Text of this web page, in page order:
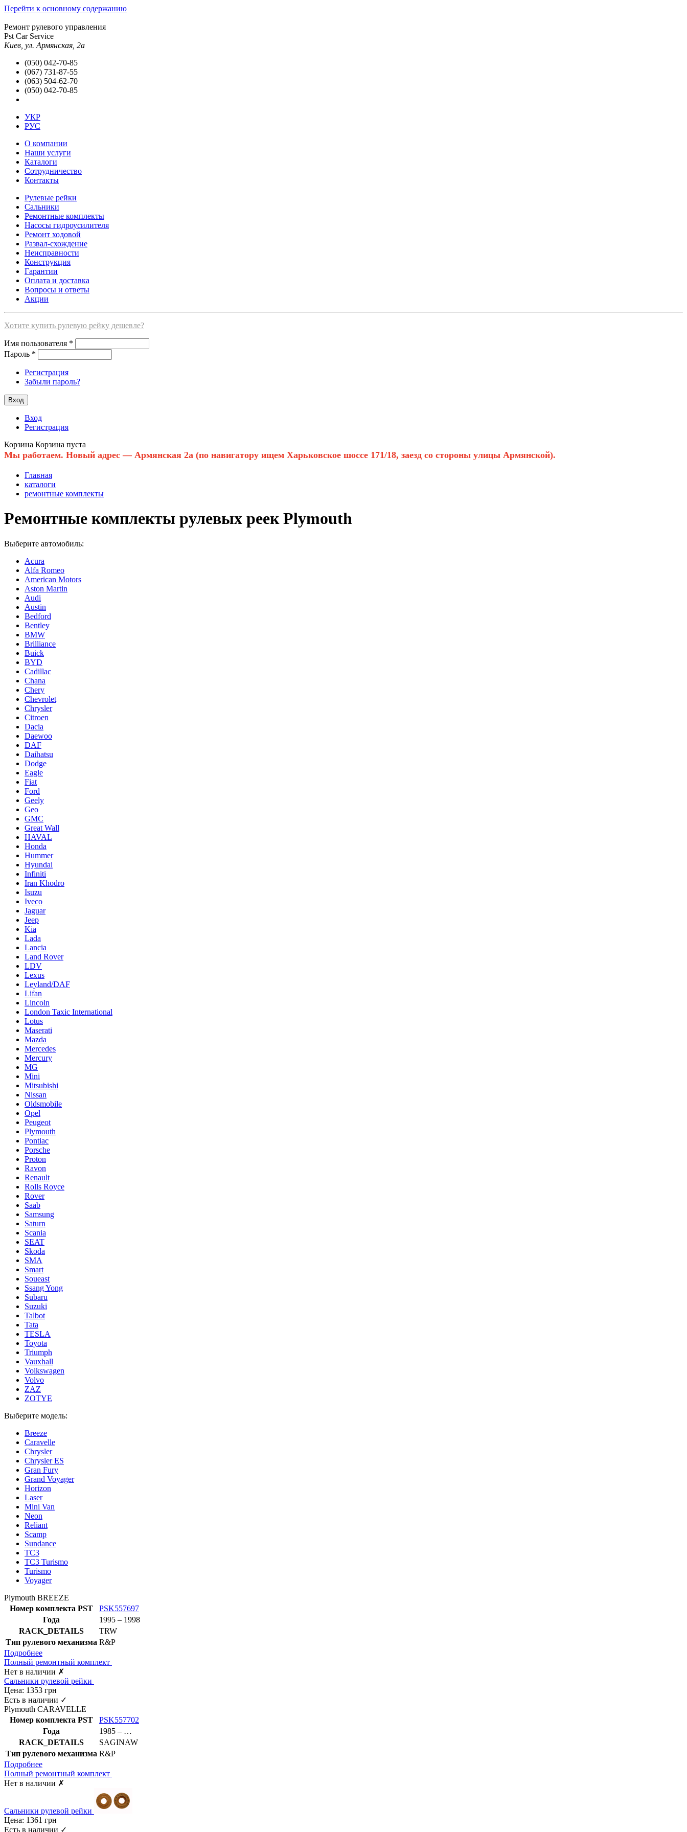
Перейти к основному содержанию
Ремонт рулевого управления
Pst Car Service
Киев, ул. Армянская, 2а
(050) 042-70-85
(067) 731-87-55
(063) 504-62-70
(050) 042-70-85
УКР
РУС
О компании
Наши услуги
Каталоги
Сотрудничество
Контакты
Рулевые рейки
Сальники
Ремонтные комплекты
Насосы гидроусилителя
Ремонт ходовой
Развал-схождение
Неисправности
Конструкция
Гарантии
Оплата и доставка
Вопросы и ответы
Акции
Хотите купить рулевую рейку дешевле?
Имя пользователя *
Пароль *
Регистрация
Забыли пароль?
Вход
Регистрация
Корзина Корзина пуста
Мы работаем. Новый адрес — Армянская 2а (по навигатору ищем Харьковское шоссе 171/18, заезд со стороны улицы Армянской).
Главная
каталоги
ремонтные комплекты
Ремонтные комплекты рулевых реек Plymouth
Выберите автомобиль:
Acura
Alfa Romeo
American Motors
Aston Martin
Audi
Austin
Bedford
Bentley
BMW
Brilliance
Buick
BYD
Cadillac
Chana
Chery
Chevrolet
Chrysler
Citroen
Dacia
Daewoo
DAF
Daihatsu
Dodge
Eagle
Fiat
Ford
Geely
Geo
GMC
Great Wall
HAVAL
Honda
Hummer
Hyundai
Infiniti
Iran Khodro
Isuzu
Iveco
Jaguar
Jeep
Kia
Lada
Lancia
Land Rover
LDV
Lexus
Leyland/DAF
Lifan
Lincoln
London Taxic International
Lotus
Maserati
Mazda
Mercedes
Mercury
MG
Mini
Mitsubishi
Nissan
Oldsmobile
Opel
Peugeot
Plymouth
Pontiac
Porsche
Proton
Ravon
Renault
Rolls Royce
Rover
Saab
Samsung
Saturn
Scania
SEAT
Skoda
SMA
Smart
Soueast
Ssang Yong
Subaru
Suzuki
Talbot
Tata
TESLA
Toyota
Triumph
Vauxhall
Volkswagen
Volvo
ZAZ
ZOTYE
Выберите модель:
Breeze
Caravelle
Chrysler
Chrysler ES
Gran Fury
Grand Voyager
Horizon
Laser
Mini Van
Neon
Reliant
Scamp
Sundance
TC3
TC3 Turismo
Turismo
Voyager
Plymouth BREEZE
Номер комплекта PST
PSK557697
Года
1995 – 1998
RACK_DETAILS
TRW
Тип рулевого механизма R&P
Подробнее
Полный ремонтный комплект
Нет в наличии ✗
Сальники рулевой рейки
Цена: 1353 грн
Есть в наличии ✓
Plymouth CARAVELLE
Номер комплекта PST
PSK557702
Года
1985 – …
RACK_DETAILS
SAGINAW
Тип рулевого механизма R&P
Подробнее
Полный ремонтный комплект
Нет в наличии ✗
Сальники рулевой рейки
Цена: 1361 грн
Есть в наличии ✓